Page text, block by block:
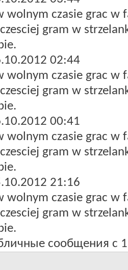
wolnym czasie grac w
gram w
02:44
wolnym czasie grac w
gram w
00:41
wolnym czasie grac w
gram w
21:16
wolnym czasie grac w
gram w
сообщения с